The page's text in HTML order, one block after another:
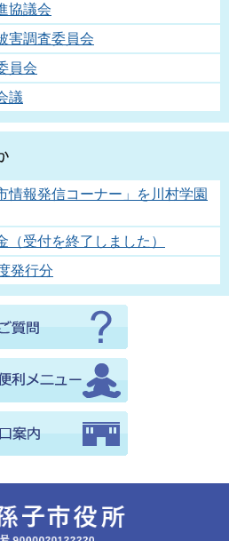
協議会
害調査委員会
員会
議
情報発信コーナー」を川村学園
受付を終了しました）
発行分